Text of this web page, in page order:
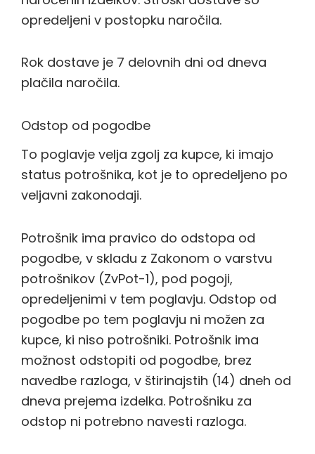
opredeljeni v postopku naročila.
Rok dostave je 7 delovnih dni od dneva
plačila naročila.
Odstop od pogodbe
To poglavje velja zgolj za kupce, ki imajo
status potrošnika, kot je to opredeljeno po
veljavni zakonodaji.
Potrošnik ima pravico do odstopa od
pogodbe, v skladu z Zakonom o varstvu
potrošnikov (ZvPot-1), pod pogoji,
opredeljenimi v tem poglavju. Odstop od
pogodbe po tem poglavju ni možen za
kupce, ki niso potrošniki. Potrošnik ima
možnost odstopiti od pogodbe, brez
navedbe razloga, v štirinajstih (14) dneh od
dneva prejema izdelka. Potrošniku za
odstop ni potrebno navesti razloga.